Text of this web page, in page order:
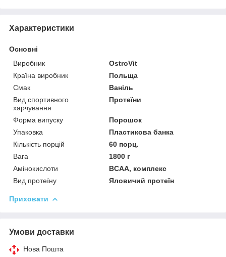
Характеристики
Основні
Виробник
OstroVit
Країна виробник
Польща
Смак
Ваніль
Вид спортивного
харчування
Протеїни
Форма випуску
Порошок
Упаковка
Пластикова банка
Кількість порцій
60 порц.
Вага
1800 г
Амінокислоти
BCAA, комплекс
Вид протеїну
Яловичий протеїн
Приховати
Умови доставки
Нова Пошта